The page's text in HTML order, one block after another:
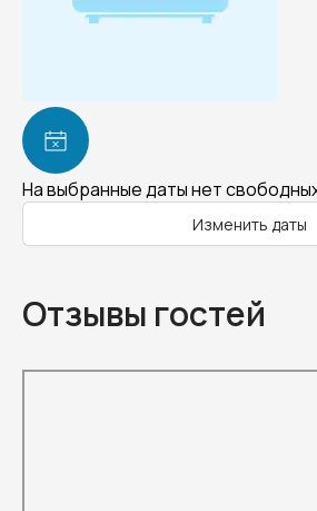
На выбранные даты нет
Изменить даты
Отзывы гостей